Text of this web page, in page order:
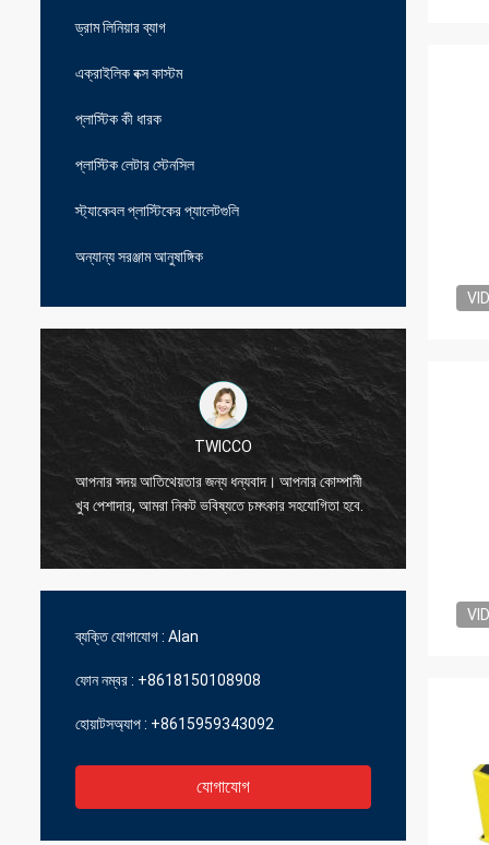
ড্রাম লিনিয়ার ব্যাগ
এক্রাইলিক বক্স কাস্টম
প্লাস্টিক কী ধারক
প্লাস্টিক লেটার স্টেনসিল
স্ট্যাকেবল প্লাস্টিকের প্যালেটগুলি
অন্যান্য সরঞ্জাম আনুষাঙ্গিক
TWICCO
আপনার সদয় আতিথেয়তার জন্য ধন্যবাদ। আপনার কোম্পানী
খুব পেশাদার, আমরা নিকট ভবিষ্যতে চমৎকার সহযোগিতা হবে.
ব্যক্তি যোগাযোগ : Alan
ফোন নম্বর : +8618150108908
হোয়াটসঅ্যাপ : +8615959343092
যোগাযোগ